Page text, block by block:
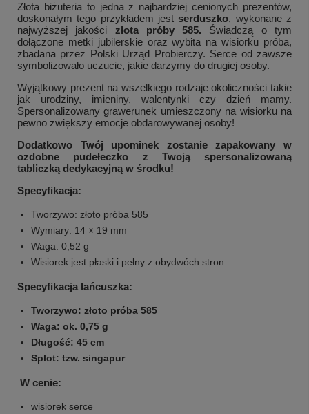
Złota biżuteria to jedna z najbardziej cenionych prezentów,
doskonałym tego przykładem jest serduszko, wykonane z
najwyższej jakości
złota próby 585. Świadczą o tym
dołączone metki jubilerskie oraz wybita na wisiorku próba,
zbadana przez Polski Urząd Probierczy. Serce od zawsze
symbolizowało uczucie, jakie darzymy do drugiej osoby.
Wyjątkowy prezent na wszelkiego rodzaje okoliczności takie
jak urodziny, imieniny, walentynki czy dzień mamy.
Spersonalizowany grawerunek umieszczony na wisiorku na
pewno zwiększy emocje obdarowywanej osoby!
Dodatkowo Twój upominek zostanie zapakowany w
ozdobne pudełeczko z Twoją spersonalizowaną
tabliczką dedykacyjną w środku!
Specyfikacja:
Tworzywo: złoto próba 585
Wymiary: 14 × 19 mm
Waga: 0,52 g
Wisiorek jest płaski i pełny z obydwóch stron
Specyfikacja łańcuszka:
Tworzywo: złoto próba 585
Waga: ok. 0,75 g
Długość: 45 cm
Splot: tzw. singapur
W cenie:
wisiorek serce